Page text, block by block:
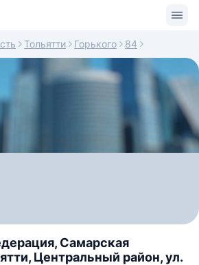
Тольятти Горького 84
Самарская
Центральный район, ул.